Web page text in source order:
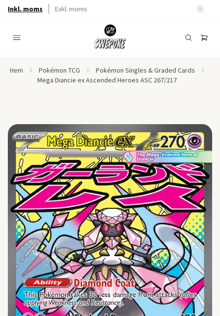
Inkl. moms Exkl. moms
Hem Pokémon TCG
Pokémon Singles & Graded Cards
Mega Diancie ex Ascended Heroes ASC 267/217